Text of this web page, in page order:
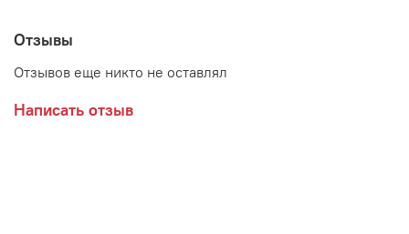
Отзывы
Отзывов еще никто не оставлял
Написать отзыв